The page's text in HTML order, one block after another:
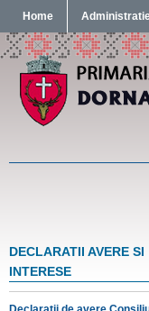
Home
DECLARATII AVERE SI
INTERESE